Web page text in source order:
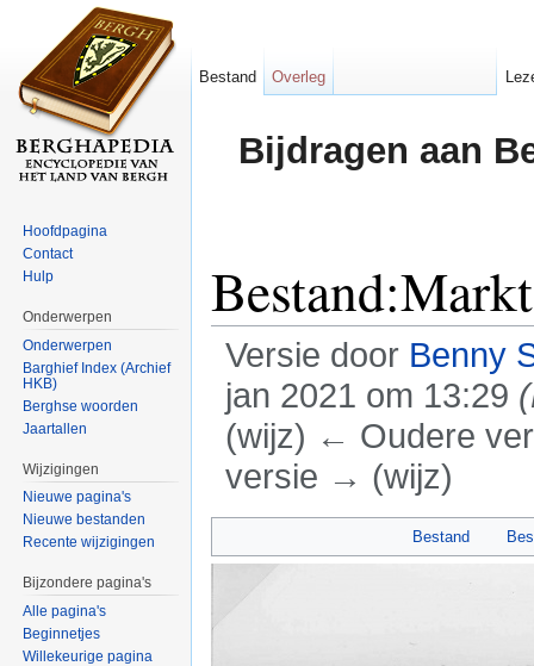
Bijdragen aan
Versie door Benny
jan 2021 om 13:29
(wijz) ← Oudere
versie → (wijz)
Bestand
Bestand Overleg
Hoofdpagina
Contact
Hulp
Onderwerpen
Onderwerpen
Barghief Index (Archief
HKB)
Berghse woorden
Jaartallen
Wijzigingen
Nieuwe pagina's
Nieuwe bestanden
Recente wijzigingen
Bijzondere pagina's
Alle pagina's
Beginnetjes
Willekeurige pagina